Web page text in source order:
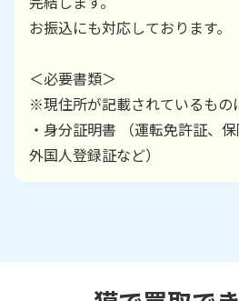
お振込にも対応しております。
＜必要書類＞
※現住所が記載されているもの
・身分証明書 （運転免許証、
外国人登録証など）